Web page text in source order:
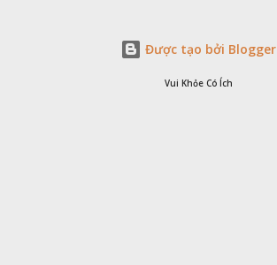
Được tạo bởi Blogger
Vui Khỏe Có Ích